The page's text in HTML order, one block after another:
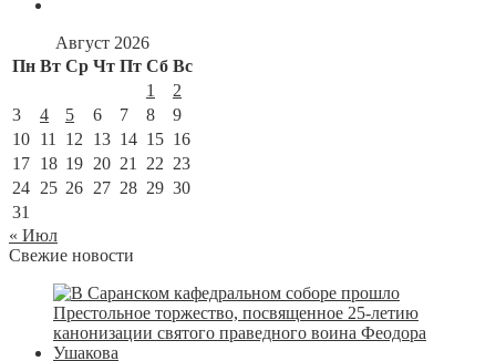
Август 2026
Пн Вт Ср Чт Пт Сб Вс
1
2
3
4 5 6 7 8
9
10 11 12 13 14 15 16
17 18 19 20 21 22 23
24 25 26 27 28 29 30
31
« Июл
Свежие новости